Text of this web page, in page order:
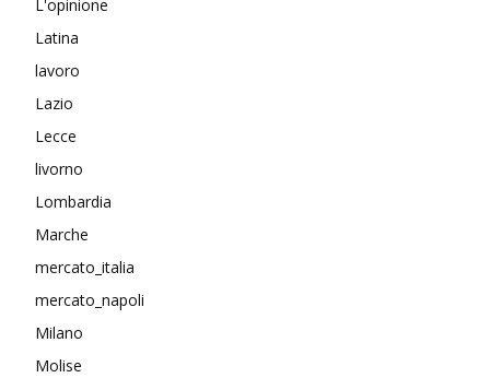
L'opinione
Latina
lavoro
Lazio
Lecce
livorno
Lombardia
Marche
mercato_italia
mercato_napoli
Milano
Molise